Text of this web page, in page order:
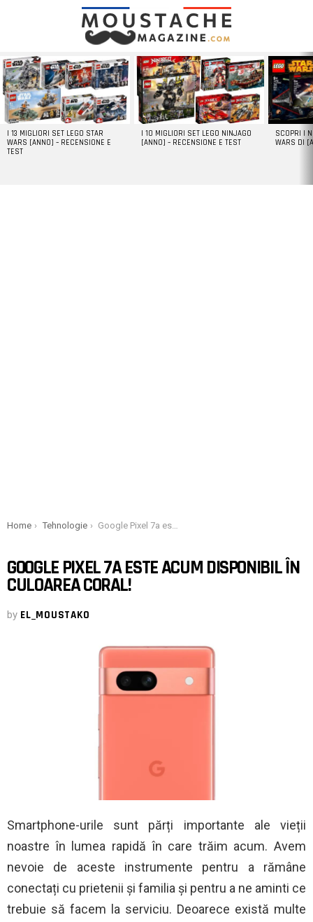
LATEST
STORIES
I 13 MIGLIORI SET LEGO STAR
WARS [ANNO] – RECENSIONE E
TEST
I 10 MIGLIORI SET LEGO NINJAGO
[ANNO] – RECENSIONE E TEST
SCOPRI I
WARS DI
You are here:
Home Tehnologie Google Pixel 7a este acum disponibil în culoarea coral!
GOOGLE PIXEL 7A ESTE ACUM DISPONIBIL ÎN
CULOAREA CORAL!
by EL_MOUSTAKO
Smartphone-urile sunt părți importante ale vieții
noastre în lumea rapidă în care trăim acum. Avem
nevoie de aceste instrumente pentru a rămâne
conectați cu prietenii și familia și pentru a ne aminti ce
trebuie să facem la serviciu. Deoarece există multe